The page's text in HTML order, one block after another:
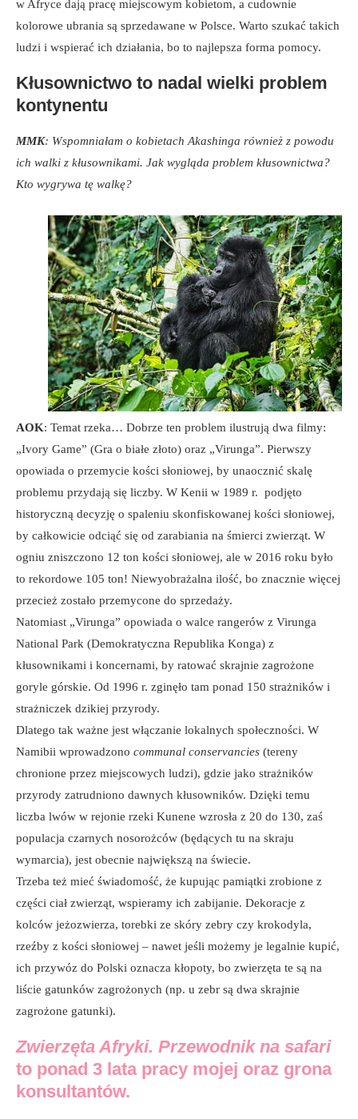
w Afryce dają pracę miejscowym kobietom, a cudownie
kolorowe ubrania są sprzedawane w Polsce. Warto szukać takich
ludzi i wspierać ich działania, bo to najlepsza forma pomocy.
Kłusownictwo to nadal wielki problem
kontynentu
MMK: Wspomniałam o kobietach Akashinga również z powodu
ich walki z kłusownikami. Jak wygląda problem kłusownictwa?
Kto wygrywa tę walkę?
AOK: Temat rzeka… Dobrze ten problem ilustrują dwa filmy:
„Ivory Game” (Gra o białe złoto) oraz „Virunga”. Pierwszy
opowiada o przemycie kości słoniowej, by unaocznić skalę
problemu przydają się liczby. W Kenii w 1989 r. podjęto
historyczną decyzję o spaleniu skonfiskowanej kości słoniowej,
by całkowicie odciąć się od zarabiania na śmierci zwierząt. W
ogniu zniszczono 12 ton kości słoniowej, ale w 2016 roku było
to rekordowe 105 ton! Niewyobrażalna ilość, bo znacznie więcej
przecież zostało przemycone do sprzedaży.
Natomiast „Virunga” opowiada o walce rangerów z Virunga
National Park (Demokratyczna Republika Konga) z
kłusownikami i koncernami, by ratować skrajnie zagrożone
goryle górskie. Od 1996 r. zginęło tam ponad 150 strażników i
strażniczek dzikiej przyrody.
Dlatego tak ważne jest włączanie lokalnych społeczności. W
Namibii wprowadzono communal conservancies (tereny
chronione przez miejscowych ludzi), gdzie jako strażników
przyrody zatrudniono dawnych kłusowników. Dzięki temu
liczba lwów w rejonie rzeki Kunene wzrosła z 20 do 130, zaś
populacja czarnych nosorożców (będących tu na skraju
wymarcia), jest obecnie największą na świecie.
Trzeba też mieć świadomość, że kupując pamiątki zrobione z
części ciał zwierząt, wspieramy ich zabijanie. Dekoracje z
kolców jeżozwierza, torebki ze skóry zebry czy krokodyla,
rzeźby z kości słoniowej – nawet jeśli możemy je legalnie kupić,
ich przywóz do Polski oznacza kłopoty, bo zwierzęta te są na
liście gatunków zagrożonych (np. u zebr są dwa skrajnie
zagrożone gatunki).
Zwierzęta Afryki. Przewodnik na safari
to ponad 3 lata pracy mojej oraz grona
konsultantów.